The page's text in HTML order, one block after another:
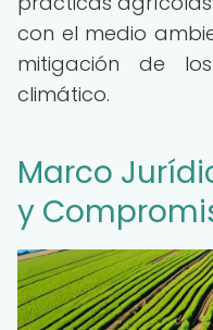
con el medio
mitigación de
climático.
Marco
y